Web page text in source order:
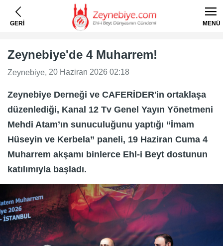
GERİ MENÜ
Zeynebiye'de 4 Muharrem!
Zeynebiye, 20 Haziran 2026 02:18
Zeynebiye Derneği ve CAFERİDER'in ortaklaşa
düzenlediği, Kanal 12 Tv Genel Yayın Yönetmeni
Mehdi Atam’ın sunuculuğunu yaptığı “İmam
Hüseyin ve Kerbela” paneli, 19 Haziran Cuma 4
Muharrem akşamı binlerce Ehl-i Beyt dostunun
katılımıyla başladı.